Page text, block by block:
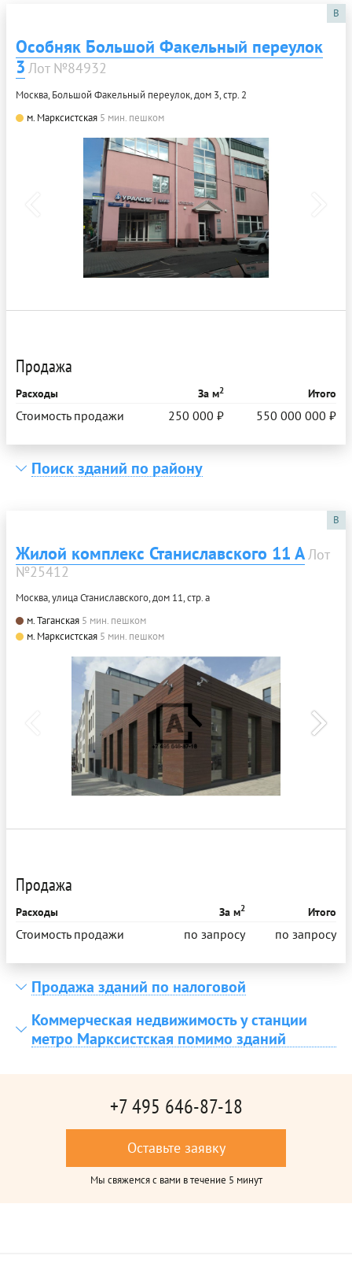
B
Особняк Большой Факельный переулок
3 Лот №84932
Москва, Большой Факельный переулок, дом 3, стр. 2
м. Марксистская 5 мин. пешком
Продажа
Расходы За м2 Итого
Стоимость продажи 250 000 ₽ 550 000 000 ₽
Поиск зданий по району
B
Жилой комплекс Станиславского 11 АЛот
№25412
Москва, улица Станиславского, дом 11, стр. а
м. Таганская 5 мин. пешком
м. Марксистская 5 мин. пешком
Продажа
Расходы За м2 Итого
Стоимость продажи по запросу по запросу
Продажа зданий по налоговой
Коммерческая недвижимость у станции
метро Марксистская помимо зданий
+7 495 646-87-18
Оставьте заявку
Мы свяжемся с вами в течение 5 минут